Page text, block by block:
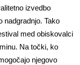
izvedbo
nadgradnjo. Tako
med obiskovalci
Na točki, ko
njegovo